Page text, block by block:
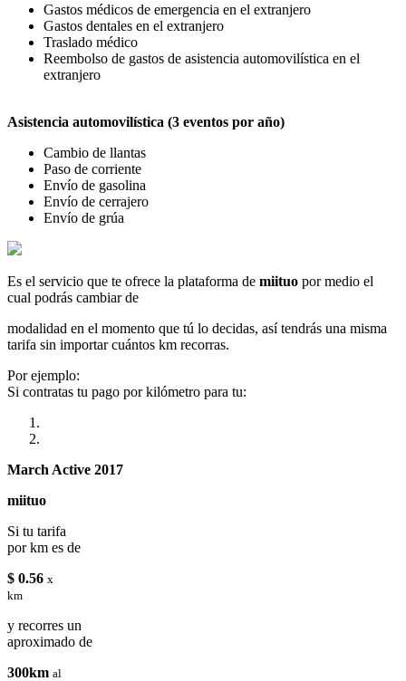
Gastos médicos de emergencia en el extranjero
Gastos dentales en el extranjero
Traslado médico
Reembolso de gastos de asistencia automovilística en el
extranjero
Asistencia automovilística (3 eventos por año)
Cambio de llantas
Paso de corriente
Envío de gasolina
Envío de cerrajero
Envío de grúa
Es el servicio que te ofrece la plataforma de miituo por medio el
cual podrás cambiar de
modalidad en el momento que tú lo decidas, así tendrás una misma
tarifa sin importar cuántos km recorras.
Por ejemplo:
Si contratas tu pago por kilómetro para tu:
March Active 2017
miituo
Si tu tarifa
por km es de
$ 0.56 x
km
y recorres un
aproximado de
300km al